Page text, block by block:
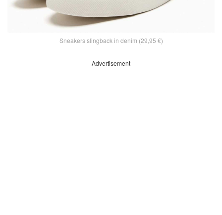
Sneakers slingback in denim (29,95 €)
Advertisement